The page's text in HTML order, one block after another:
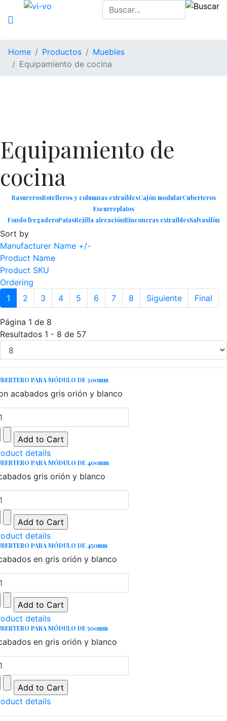
Home Productos
Muebles
Equipamiento de cocina
Equipamiento de
cocina
BasurerosBotelleros y columnas extraíblesCajón modularCuberteros
Escurreplatos
Fondo fregaderoPatasRejilla aireaciónRinconeras extraiblesSalvasifón
Sort by
Manufacturer Name +/-
Product Name
Product SKU
Ordering
1
2 3 4 5 6 7 8 Siguiente Final
Página 1 de 8
Resultados 1 - 8 de 57
PARA MÓDULO DE 300mm
acabados gris orión y blanco
details
PARA MÓDULO DE 400mm
gris orión y blanco
details
PARA MÓDULO DE 450mm
en gris orión y blanco
details
PARA MÓDULO DE 500mm
en gris orión y blanco
details